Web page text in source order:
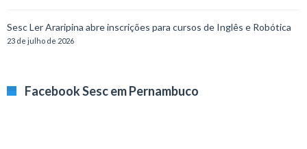
Sesc Ler Araripina abre inscrições para cursos de Inglês e Robótica
23 de julho de 2026
Facebook Sesc em Pernambuco